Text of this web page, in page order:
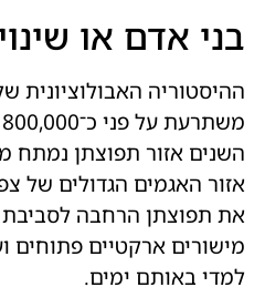
בני אדם או
ההיסטוריה האבולוציונית
השנים אזור תפוצתן נמתח
אזור האגמים הגדולים של
את תפוצתן הרחבה
מישורים ארקטיים פתוחים
למדי באותם ימים.